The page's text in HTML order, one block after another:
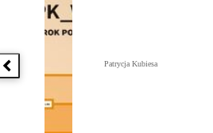
Poprzednia książka
Patrycja Kubiesa